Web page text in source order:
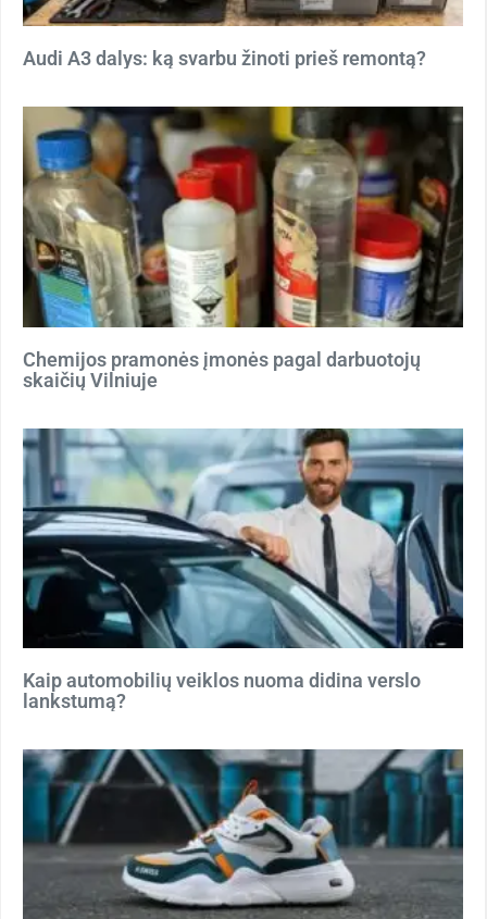
Audi A3 dalys: ką svarbu žinoti prieš remontą?
Chemijos pramonės įmonės pagal darbuotojų
skaičių Vilniuje
Kaip automobilių veiklos nuoma didina verslo
lankstumą?